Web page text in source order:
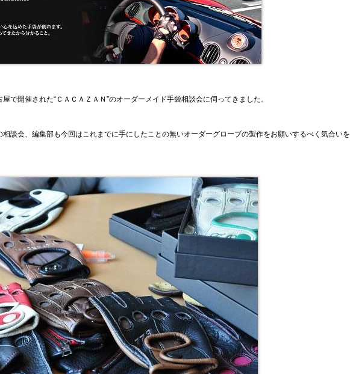
で開催された“ＣＡＣＡＺＡＮ”のオーダーメイド手袋相談会に伺ってきました。
談会、編集部も今回はこれまでに手にしたことの無いオーダーグローブの製作をお願いするべく気合いを